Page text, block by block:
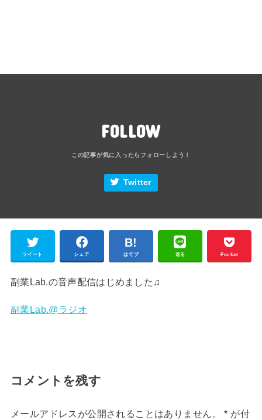
FOLLOW
Twitter
ツイート シェア はてブ 送る Pocket
副業Lab.の音声配信はじめました♫
副業Lab.@ラジオ
コメントを残す
メールアドレスが公開されることはありません。 * が付